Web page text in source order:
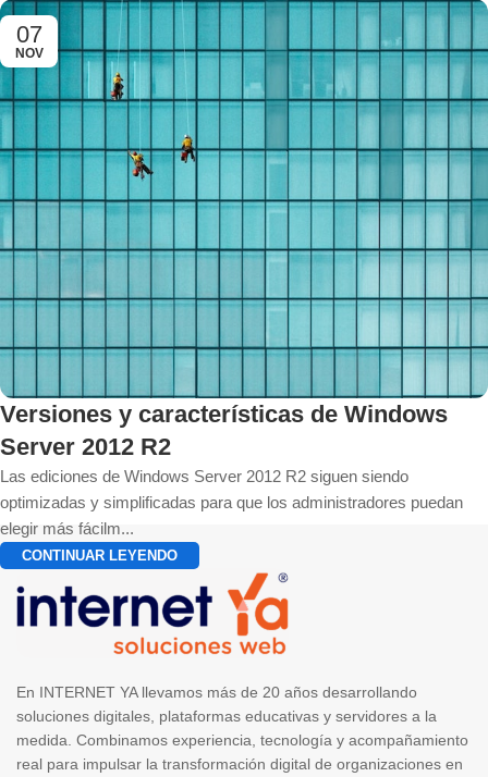
07
NOV
Versiones y características de Windows
Server 2012 R2
Las ediciones de Windows Server 2012 R2 siguen siendo
optimizadas y simplificadas para que los administradores puedan
elegir más fácilm...
CONTINUAR LEYENDO
En INTERNET YA llevamos más de 20 años desarrollando
soluciones digitales, plataformas educativas y servidores a la
medida. Combinamos experiencia, tecnología y acompañamiento
real para impulsar la transformación digital de organizaciones en